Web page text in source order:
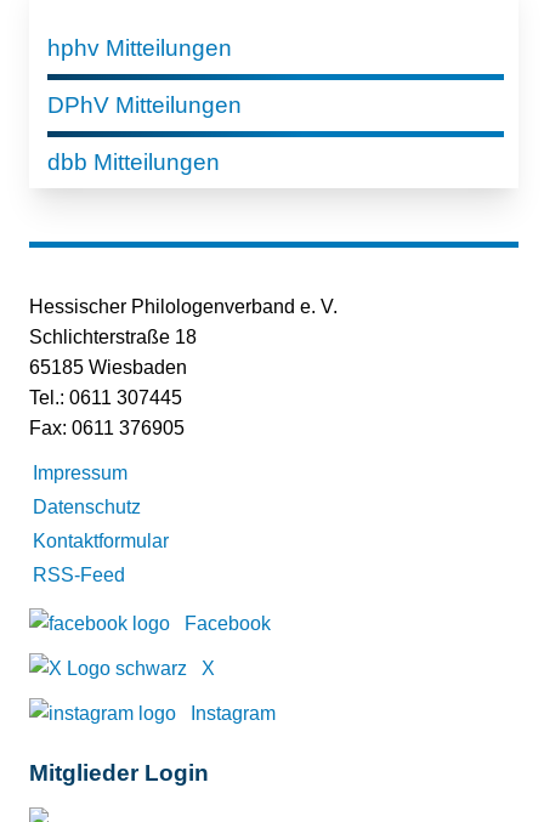
hphv Mitteilungen
DPhV Mitteilungen
dbb Mitteilungen
Hessischer Philologenverband e. V.
Schlichterstraße 18
65185 Wiesbaden
Tel.: 0611 307445
Fax: 0611 376905
Impressum
Datenschutz
Kontaktformular
RSS-Feed
Facebook
X
Instagram
Mitglieder Login